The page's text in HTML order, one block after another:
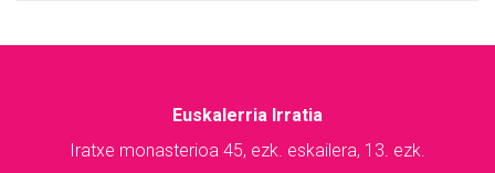
Euskalerria Irratia
Iratxe monasterioa 45, ezk. eskailera, 13. ezk.